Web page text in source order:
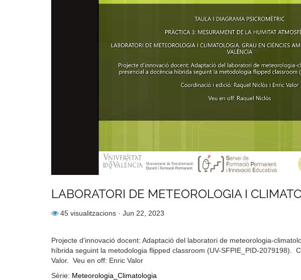
LABORATORI DE METEOROLOGIA I
45 visualitzacions · Jun 22, 2023
Projecte d'innovació docent: Adaptació del laboratori de meteorologia-
híbrida seguint la metodologia flipped classroom (UV-SFPIE_PID-2079198).
Valor. Veu en off: Enric Valor
Sèrie: Meteorologia_Climatologia